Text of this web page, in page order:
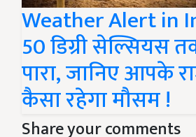
Weather Alert in
50 डिग्री सेल्सियस
पारा, जानिए आपके
कैसा रहेगा मौसम !
Share your comments